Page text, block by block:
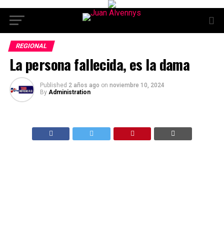
REGIONAL
La persona fallecida, es la dama
Published 2 años ago on noviembre 10, 2024
By Administration